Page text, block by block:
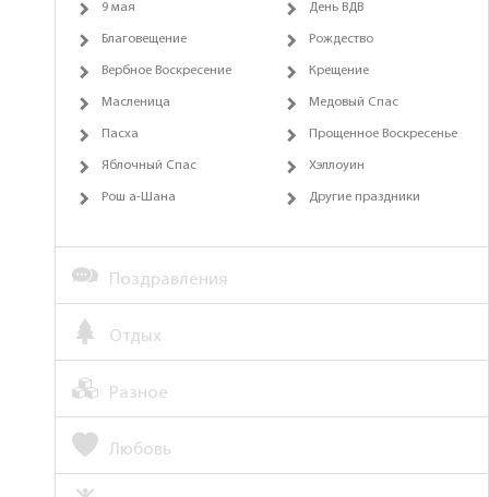
9 мая День ВДВ
Благовещение Рождество
Вербное Воскресение Крещение
Масленица Медовый Спас
Пасха Прощенное Воскресенье
Яблочный Спас Хэллоуин
Рош а-Шана Другие праздники
Поздравления
Отдых
Разное
Любовь